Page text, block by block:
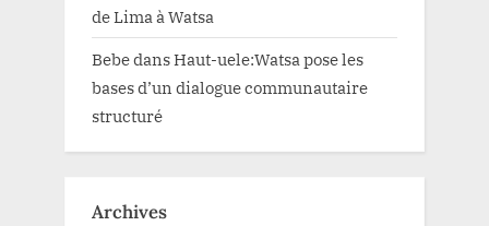
de Lima à Watsa
BebedansHaut-uele:Watsa pose les
bases d’un dialogue communautaire
structuré
Archives